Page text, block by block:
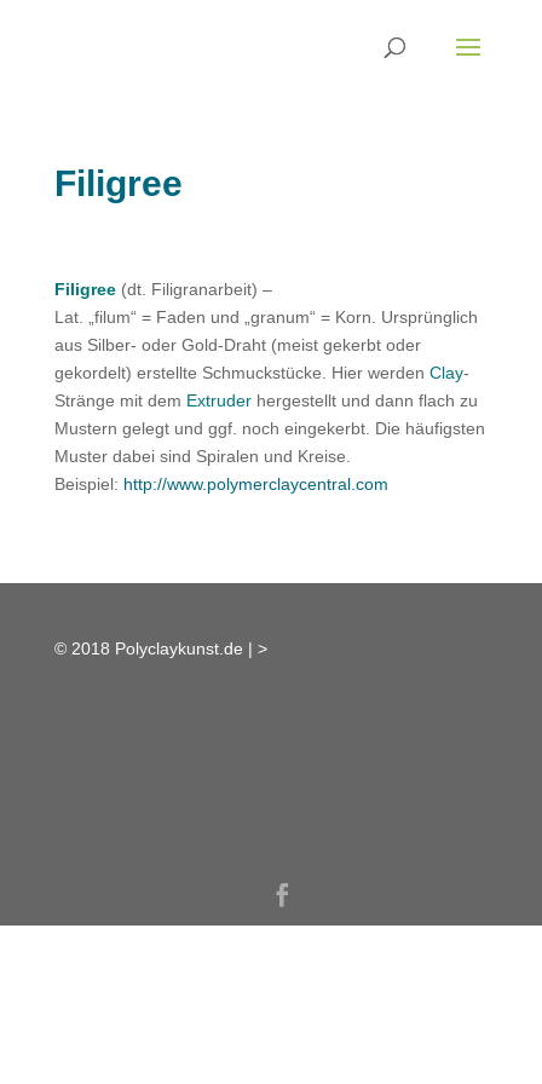
Filigree
Filigree (dt. Filigranarbeit) –
Lat. „filum“ = Faden und „granum“ = Korn. Ursprünglich
aus Silber- oder Gold-Draht (meist gekerbt oder
gekordelt) erstellte Schmuckstücke. Hier werden Clay-
Stränge mit dem Extruderhergestellt und dann flach zu
Mustern gelegt und ggf. noch eingekerbt. Die häufigsten
Muster dabei sind Spiralen und Kreise.
Beispiel: http://www.polymerclaycentral.com
© 2018 Polyclaykunst.de | >